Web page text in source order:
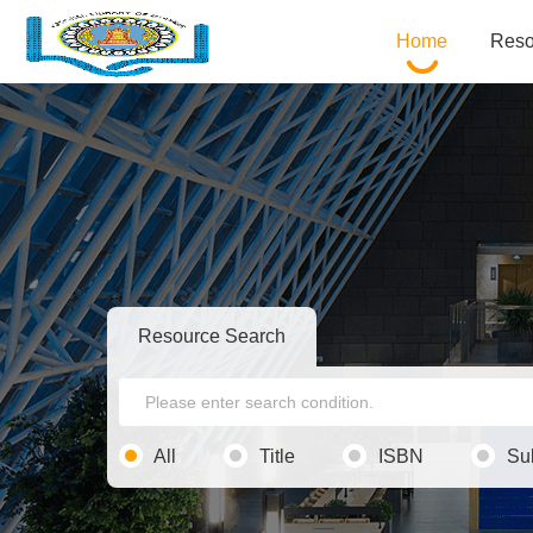
Home
Resource Search
All Title ISBN